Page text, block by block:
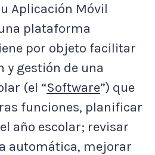
Aplicación Móvil
plataforma
por objeto facilitar
gestión de una
(el “Software”) que
funciones, planificar
año escolar; revisar
automática, mejorar